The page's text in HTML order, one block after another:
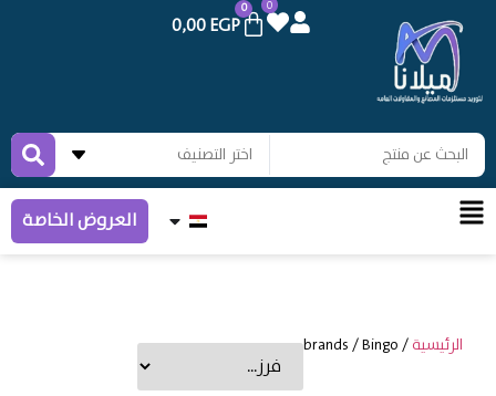
0
0,00EGP
0
العروض الخاصة
الرئيسية/ brands / Bingo